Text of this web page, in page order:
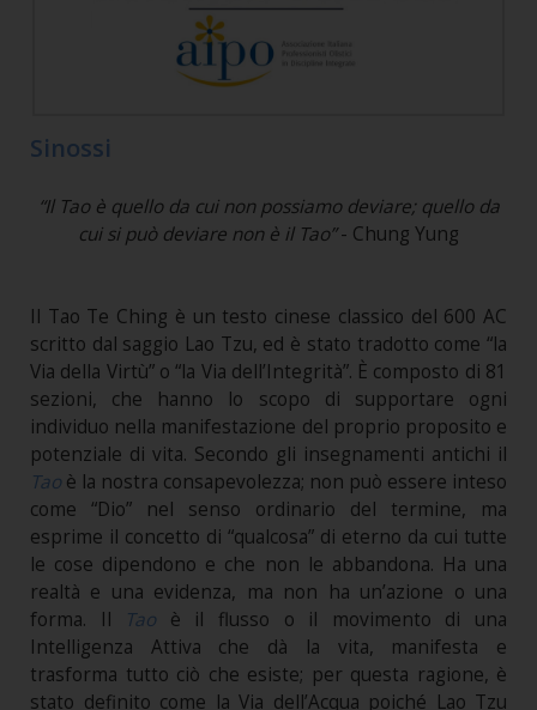
Sinossi
“Il Tao è quello da cui non possiamo deviare; quello da
cui si può deviare non è il Tao”- Chung Yung
Il Tao Te Ching è un testo cinese classico del 600 AC
scritto dal saggio Lao Tzu, ed è stato tradotto come “la
Via della Virtù” o “la Via dell’Integrità”. È composto di 81
sezioni, che hanno lo scopo di supportare ogni
individuo nella manifestazione del proprio proposito e
potenziale di vita. Secondo gli insegnamenti antichi il
Tao è la nostra consapevolezza; non può essere inteso
come “Dio” nel senso ordinario del termine, ma
esprime il concetto di “qualcosa” di eterno da cui tutte
le cose dipendono e che non le abbandona. Ha una
realtà e una evidenza, ma non ha un’azione o una
forma. Il
Tao è il flusso o il movimento di una
Intelligenza Attiva che dà la vita, manifesta e
trasforma tutto ciò che esiste; per questa ragione, è
stato definito come la Via dell’Acqua poiché Lao Tzu